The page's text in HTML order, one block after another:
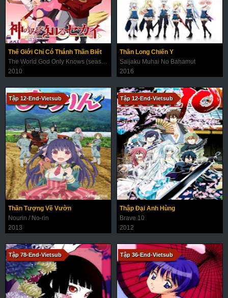
Thế Giới Chỉ Có Thánh Thần Biết
The World God Only Knows (season 1+2+3)
2010
Thần Long Chiến Y
Saijaku Muhai No Bahamut
2016
Tập 12-End-Vietsub
Thần Tượng Về Vườn
Nourin / No-rin
2013
Tập 12-End-Vietsub
Thập Đại Anh Hùng
Brave 10
2012
Tập 78-End-Vietsub Tập 36-End-Vietsub